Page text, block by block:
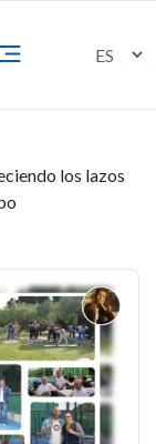
los lazos